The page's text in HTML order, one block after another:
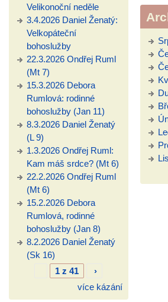
Velikonoční neděle
3.4.2026 Daniel Ženatý:
Velkopáteční
bohoslužby
22.3.2026 Ondřej Ruml
(Mt 7)
15.3.2026 Debora
Rumlová: rodinné
bohoslužby (Jan 11)
8.3.2026 Daniel Ženatý
(L 9)
1.3.2026 Ondřej Ruml:
Kam máš srdce? (Mt 6)
22.2.2026 Ondřej Ruml
(Mt 6)
15.2.2026 Debora
Rumlová, rodinné
bohoslužby (Jan 8)
8.2.2026 Daniel Ženatý
(Sk 16)
1 z 41
›
více kázání